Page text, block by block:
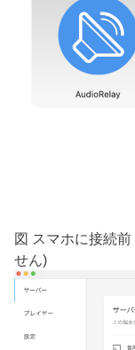
図 スマホに接続
せん)